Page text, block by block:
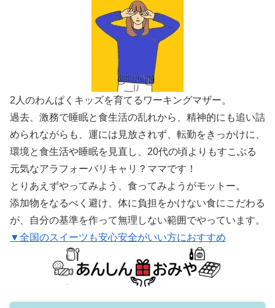
2人のわんぱくキッズを育てるワーキングマザー。
過去、激務で睡眠と食生活の乱れから、精神的にも追い詰
められながらも、運には見放されず、転勤をきっかけに、
環境と食生活や睡眠を見直し、20代の頃よりもすこぶる
元気なアラフォーバリキャリ？ママです！
とりあえずやってみよう、食ってみようがモットー。
添加物をなるべく避け、体に負担をかけない食にこだわる
が、自分の基準を作って無理しない範囲でやっています。
▼全国のスイーツも安心安全がいい方におすすめ